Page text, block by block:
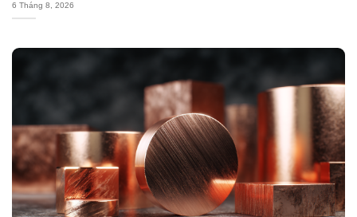
6 Tháng 8, 2026